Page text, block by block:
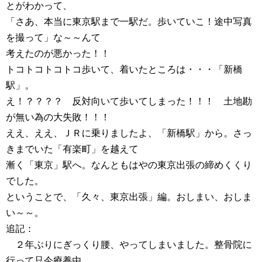
とがわかって、
「さあ、本当に東京駅まで一駅だ。歩いていこ！途中写真
を撮って」な～～んて
考えたのが悪かった！！
トコトコトコトコ歩いて、着いたところは・・・「新橋
駅」。
え！？？？？ 反対向いて歩いてしまった！！！ 土地勘
が無い為の大失敗！！！
ええ、ええ、ＪＲに乗りましたよ、「新橋駅」から。さっ
きまでいた「有楽町」を越えて
漸く「東京」駅へ。なんともはやの東京出張の締めくくり
でした。
ということで、「久々、東京出張」編。おしまい、おしま
い～～。
追記：
２年ぶりにぎっくり腰、やってしまいました。整骨院に